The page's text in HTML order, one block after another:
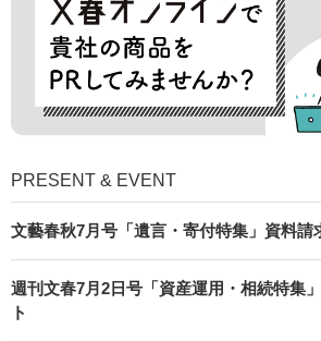
PRESENT & EVENT
文藝春秋7月号「遺言・寄付特集」資料請
週刊文春7月2日号「資産運用・相続特集
ト